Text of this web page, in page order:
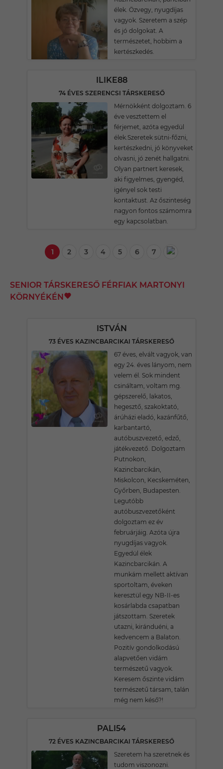
élek. Özvegy, nyugdíjas
vagyok. Szeretem a szép
és jó dolgokat. A
természetet, hobbim a
kertészkedés.
ILIKE88
74 ÉVES SZERENCSI TÁRSKERESŐ
Mérnökként dolgoztam. 6
éve vesztettem el
férjemet, azóta egyedül
élek.Szeretek sütni-főzni,
kertészkedni, jó könyveket
olvasni, jó zenét hallgatni.
Olyan partnert keresek,
aki figyelmes, gyengéd,
igényel sok testi
kontaktust. Az őszinteség
nagyon fontos számomra
egy kapcsolatban.
1 2 3 4 5 6 7
SENIOR TÁRSKERESŐ FÉRFIAK MARTONYI
KÖRNYÉKÉN
ISTVÁN
73 ÉVES KAZINCBARCIKAI TÁRSKERESŐ
67 éves, elvált vagyok, van
egy 24. éves lányom, nem
velem él. Sok mindent
csináltam, voltam mg.
gépszerelő, lakatos,
hegesztő, szakoktató,
árúházi eladó, kazánfűtő,
karbantartó,
autóbuszvezető, edző,
játékvezető. Dolgoztam
Putnokon,
Kazincbarcikán,
Miskolcon, Kecskeméten,
Győrben, Budapesten.
Legutóbb
autóbuszvezetőként
dolgoztam ez év
februárjáig. Azóta újra
nyugdíjas vagyok.
Egyedül élek
Kazincbarcikán. A
munkám mellett aktívan
sportoltam, éveken
keresztül egy NB-II-es
kosárlabda csapatban
játszottam. Szeretek
utazni, kiránduéni, a
kedvencem a Balaton.
Pozitív gondolkodású
alapvetően vidám
természetű vagyok.
Keresem őszinte vidám
természetű társam, talán
még nem késő?!
PALI54
72 ÉVES KAZINCBARCIKAI TÁRSKERESŐ
Szeretem ha szeretnek és
tudom viszonozni.